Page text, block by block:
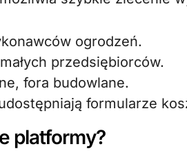
ogrodzeń.
przedsiębiorców.
fora budowlane.
formularze
platformy?